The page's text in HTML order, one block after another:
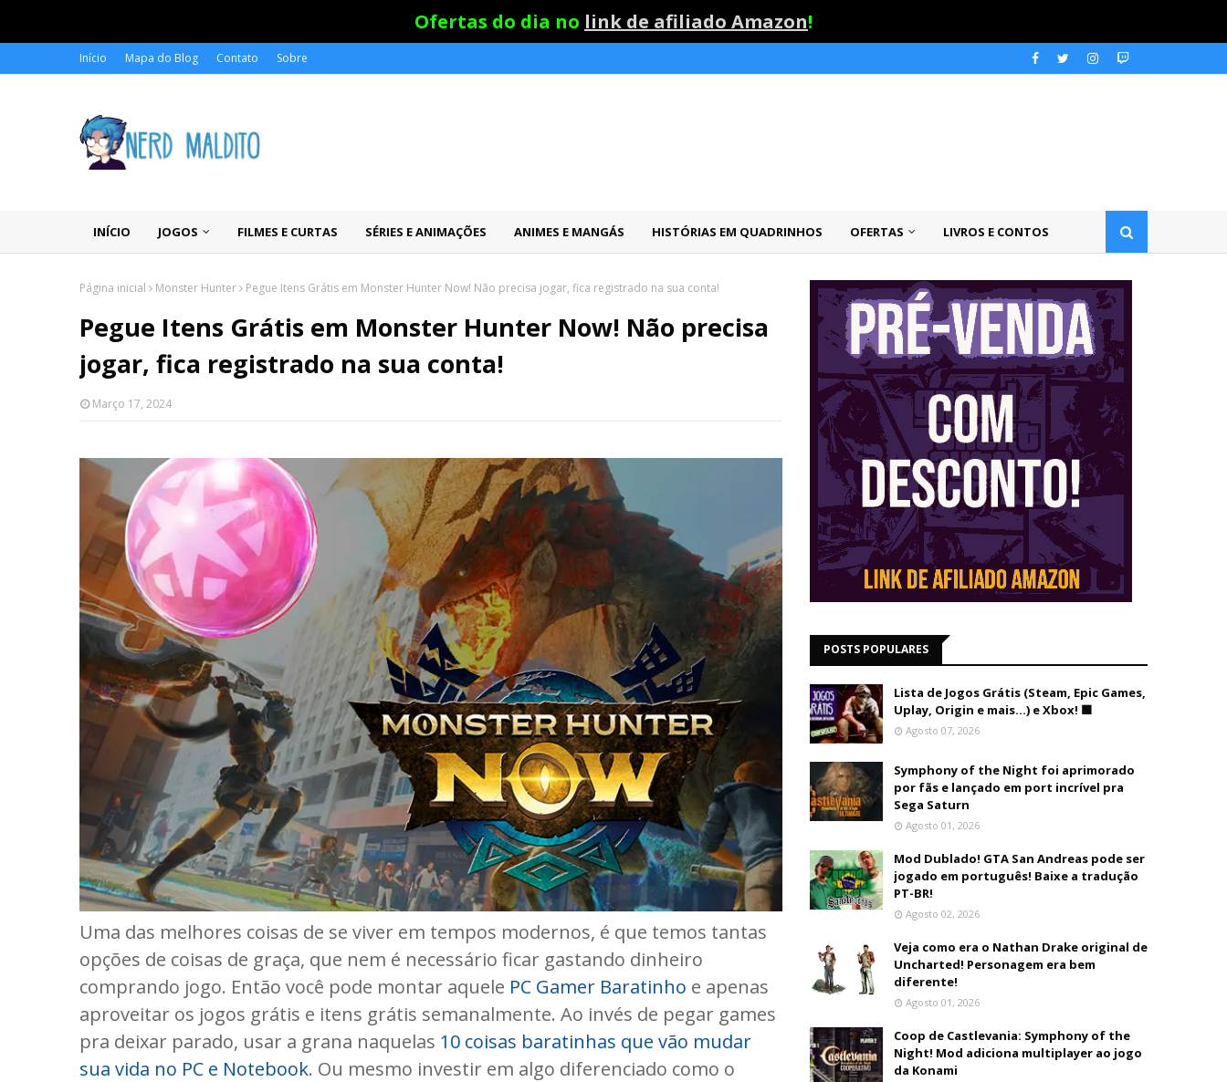
Ofertas do dia no link de afiliado Amazon!
Início Mapa do Blog Contato Sobre
INÍCIO JOGOS FILMES E CURTAS SÉRIES E ANIMAÇÕES ANIMES E MANGÁS HISTÓRIAS EM QUADRINHOS OFERTAS LIVROS E CONTOS
Página inicial Monster Hunter Pegue Itens Grátis em Monster Hunter Now! Não precisa jogar, fica registrado na sua conta!
Pegue Itens Grátis em Monster Hunter Now! Não precisa
jogar, fica registrado na sua conta!
Março 17, 2024
Uma das melhores coisas de se viver em tempos modernos, é que temos tantas
opções de coisas de graça, que nem é necessário ficar gastando dinheiro
comprando jogo. Então você pode montar aquele PC Gamer Baratinho e apenas
aproveitar os jogos grátis e itens grátis semanalmente. Ao invés de pegar games
pra deixar parado, usar a grana naquelas 10 coisas baratinhas que vão mudar
sua vida no PC e Notebook. Ou mesmo investir em algo diferenciado como o
POSTS POPULARES
Lista de Jogos Grátis (Steam, Epic Games,
Uplay, Origin e mais...) e Xbox! 🟩
Agosto 07, 2026
Symphony of the Night foi aprimorado
por fãs e lançado em port incrível pra
Sega Saturn
Agosto 01, 2026
Mod Dublado! GTA San Andreas pode ser
jogado em português! Baixe a tradução
PT-BR!
Agosto 02, 2026
Veja como era o Nathan Drake original de
Uncharted! Personagem era bem
diferente!
Agosto 01, 2026
Coop de Castlevania: Symphony of the
Night! Mod adiciona multiplayer ao jogo
da Konami